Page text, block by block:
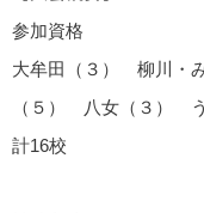
参加資格
大牟田（３） 柳川・
（５） 八女（３）
計16校